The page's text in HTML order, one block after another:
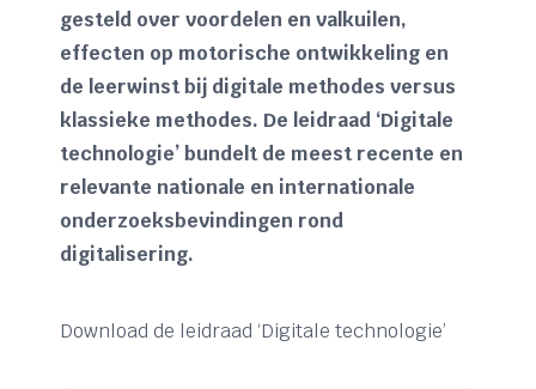
gesteld over voordelen en valkuilen,
effecten op motorische ontwikkeling en
de leerwinst bij digitale methodes versus
klassieke methodes. De leidraad ‘Digitale
technologie’ bundelt de meest recente en
relevante nationale en internationale
onderzoeksbevindingen rond
digitalisering.
Download de leidraad ‘Digitale technologie’